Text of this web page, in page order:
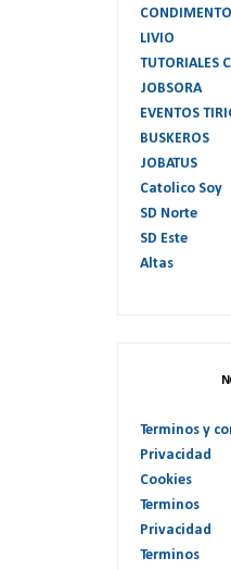
LIVIO
TUTORIALES
JOBSORA
EVENTOS
BUSKEROS
JOBATUS
Catolico Soy
SD Norte
SD Este
Altas
Terminos y
Privacidad
Cookies
Terminos
Privacidad
Terminos